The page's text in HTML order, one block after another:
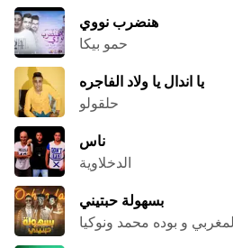
هنضرب نووي
حمو بيكا
يا اندال يا ولاد الفاجره
حلقولو
ناس
الدخلاوية
بسهولة حبتيني
و بوده محمد ونوكيا